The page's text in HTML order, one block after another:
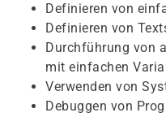
Definieren von
Definieren von
Durchführung von
mit einfachen
Verwenden von
Debuggen von